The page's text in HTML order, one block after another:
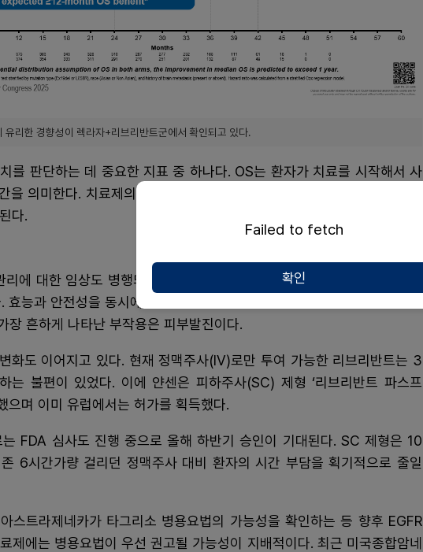
리한 경향성이 렉라자+리브리반트군에서 확인되고 있다.
를 판단하는 데 중요한 지표 중 하나다. OS는 환자가 치료를 시작해서 사
을 의미한다. 치료제의 부작용, 합병증뿐만 아니라 암 이외의 원인으로 사
다.
에 대한 임상도 병행되고 있어, 피부 이상반응을 예방적 관리로 3분의 1
효능과 안전성을 동시에 강화하는 임상 근거가 쌓이고 있는 셈이다. EGFR
장 흔하게 나타난 부작용은 피부발진이다.
화도 이어지고 있다. 현재 정맥주사(IV)로만 투여 가능한 리브리반트는 3
는 불편이 있었다. 이에 얀센은 피하주사(SC) 제형 ‘리브리반트 파스프
으며 이미 유럽에서는 허가를 획득했다.
는 FDA 심사도 진행 중으로 올해 하반기 승인이 기대된다. SC 제형은 10
6시간가량 걸리던 정맥주사 대비 환자의 시간 부담을 획기적으로 줄일
스트라제네카가 타그리소 병용요법의 가능성을 확인하는 등 향후 EGFR
제에는 병용요법이 우선 권고될 가능성이 지배적이다. 최근 미국종합암네
Failed to fetch
확인